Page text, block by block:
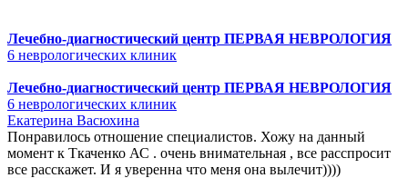
Лечебно-диагностический центр ПЕРВАЯ НЕВРОЛОГИЯ
6 неврологических клиник
Лечебно-диагностический центр ПЕРВАЯ НЕВРОЛОГИЯ
6 неврологических клиник
Екатерина Васюхина
Понравилось отношение специалистов. Хожу на данный
момент к Ткаченко АС . очень внимательная , все расспросит
все расскажет. И я уверенна что меня она вылечит))))